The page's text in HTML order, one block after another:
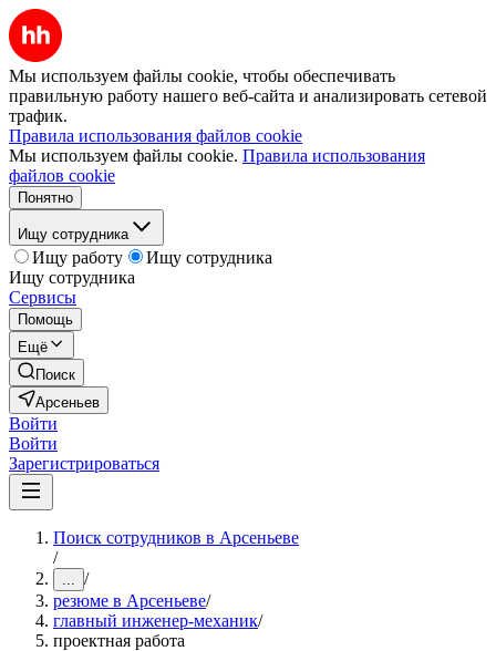
Мы используем файлы cookie, чтобы обеспечивать
правильную работу нашего веб-сайта и анализировать сетевой
трафик.
Правила использования файлов cookie
Мы используем файлы cookie. Правила использования
файлов cookie
Понятно
Ищу сотрудника
Ищу работу
Ищу сотрудника
Ищу сотрудника
Сервисы
Помощь
Ещё
Поиск
Арсеньев
Войти
Войти
Зарегистрироваться
Поиск сотрудников в Арсеньеве
/
... /
резюме в Арсеньеве/
главный инженер-механик/
проектная работа